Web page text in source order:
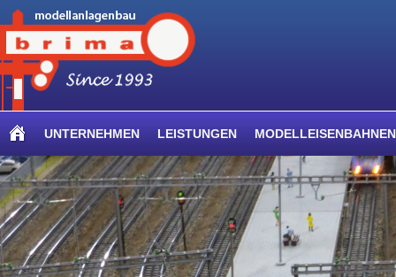
UNTERNEHMEN LEISTUNGEN MODELLEISENBAHNEN